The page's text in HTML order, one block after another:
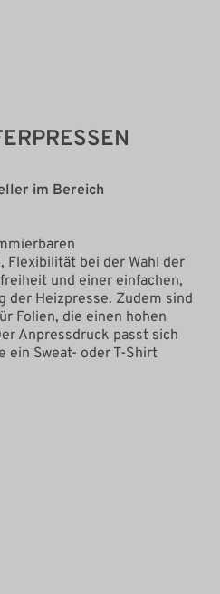
im Bereich
Flexibilität bei der Wahl der
und einer einfachen,
der Heizpresse. Zudem sind
Folien, die einen hohen
Anpressdruck passt sich
ein Sweat- oder T-Shirt